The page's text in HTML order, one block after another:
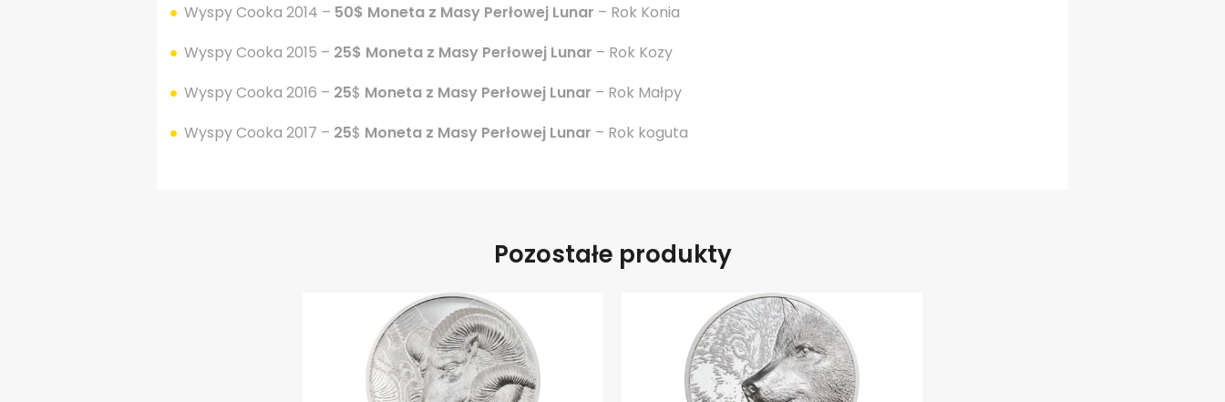
Wyspy Cooka 2014 – 50$ Moneta z Masy Perłowej Lunar – Rok Konia
Wyspy Cooka 2015 – 25$ Moneta z Masy Perłowej Lunar – Rok Kozy
Wyspy Cooka 2016 – 25$ Moneta z Masy Perłowej Lunar – Rok Małpy
Wyspy Cooka 2017 – 25$ Moneta z Masy Perłowej Lunar – Rok koguta
Pozostałe produkty